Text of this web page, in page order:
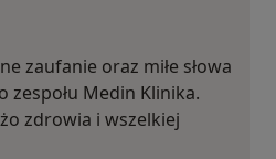
zaufanie oraz miłe słowa
zespołu Medin Klinika.
zdrowia i wszelkiej